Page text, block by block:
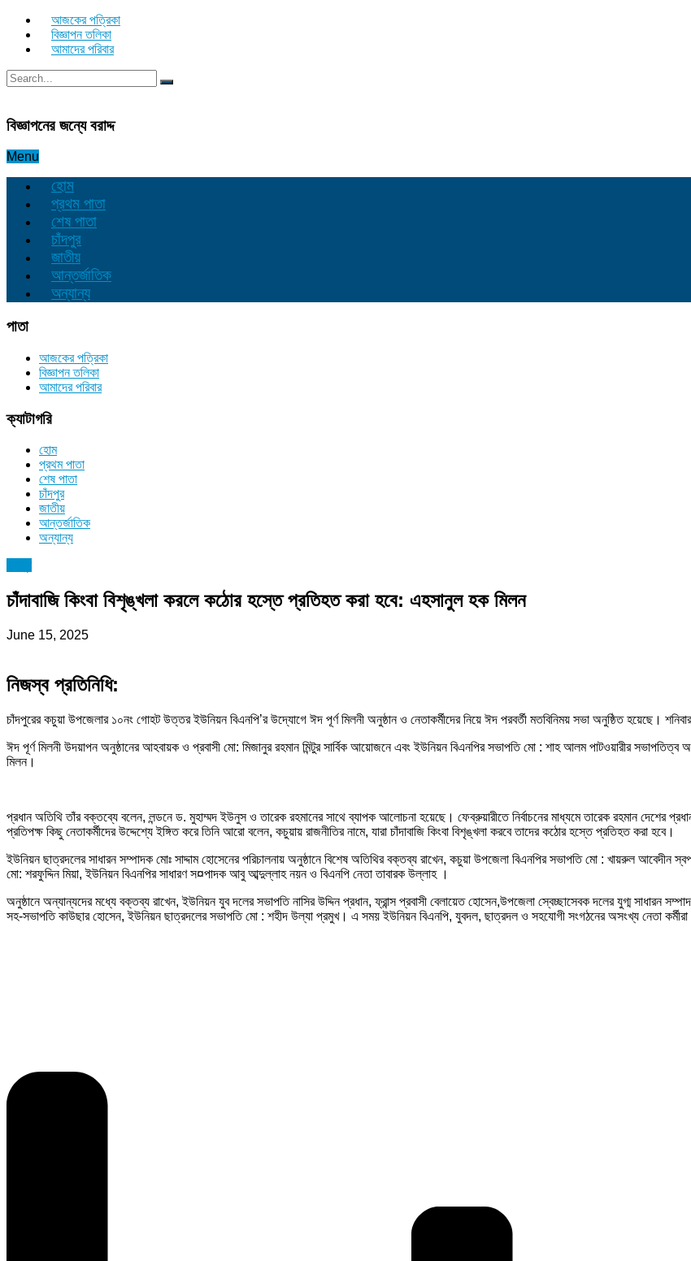
আজকের পত্রিকা
বিজ্ঞাপন তলিকা
আমাদের পরিবার
বিজ্ঞাপনের জন্যে বরাদ্দ
Menu
হোম
প্রথম পাতা
শেষ পাতা
চাঁদপুর
জাতীয়
আন্তর্জাতিক
অন্যান্য
পাতা
আজকের পত্রিকা
বিজ্ঞাপন তলিকা
আমাদের পরিবার
ক্যাটাগরি
হোম
প্রথম পাতা
শেষ পাতা
চাঁদপুর
জাতীয়
আন্তর্জাতিক
অন্যান্য
চাঁদাবাজি কিংবা বিশৃঙ্খলা করলে কঠোর হস্তে প্রতিহত করা হবে: এহসানুল হক মিলন
June 15, 2025
নিজস্ব প্রতিনিধি:
চাঁদপুরের কচুয়া উপজেলার ১০নং গোহট উত্তর ইউনিয়ন বিএনপি’র উদ্যোগে ঈদ পূর্ণ মিলনী অনুষ্ঠান ও নেতাকর্মীদের নিয়ে ঈদ পরবর্তী মতবিনিময় সভা অনুষ্ঠিত হয়েছে।
ঈদ পূর্ণ মিলনী উদয়াপন অনুষ্ঠানের আহবায়ক ও প্রবাসী মো: মিজানুর রহমান মিন্টুর সার্বিক আয়োজনে এবং ইউনিয়ন বিএনপির সভাপতি মো : শাহ আলম পাটওয়ারীর সভাপতিত্ব
মিলন।
প্রধান অতিথি তাঁর বক্তব্যে বলেন, লন্ডনে ড. মুহাম্মদ ইউনুস ও তারেক রহমানের সাথে ব্যাপক আলোচনা হয়েছে। ফেব্রুয়ারীতে নির্বাচনের মাধ্যমে তারেক রহমান দেশের
প্রতিপক্ষ কিছু নেতাকর্মীদের উদ্দেশ্যে ইঙ্গিত করে তিনি আরো বলেন, কচুয়ায় রাজনীতির নামে, যারা চাঁদাবাজি কিংবা বিশৃঙ্খলা করবে তাদের কঠোর হস্তে প্রতিহত করা হবে।
ইউনিয়ন ছাত্রদলের সাধারন সম্পাদক মোঃ সাদ্দাম হোসেনের পরিচালনায় অনুষ্ঠানে বিশেষ অতিথির বক্তব্য রাখেন, কচুয়া উপজেলা বিএনপির সভাপতি মো : খায়রুল আবেদীন
মো: শরফুদ্দিন মিয়া, ইউনিয়ন বিএনপির সাধারণ স¤পাদক আবু আব্দুল্লাহ নয়ন ও বিএনপি নেতা তাবারক উল্লাহ ।
অনুষ্ঠানে অন্যান্যদের মধ্যে বক্তব্য রাখেন, ইউনিয়ন যুব দলের সভাপতি নাসির উদ্দিন প্রধান, ফ্রান্স প্রবাসী বেলায়েত হোসেন,উপজেলা স্বেচ্ছাসেবক দলের যুগ্ম সাধারন
সহ-সভাপতি কাউছার হোসেন, ইউনিয়ন ছাত্রদলের সভাপতি মো : শহীদ উল্যা প্রমুখ। এ সময় ইউনিয়ন বিএনপি, যুবদল, ছাত্রদল ও সহযোগী সংগঠনের অসংখ্য নেতা